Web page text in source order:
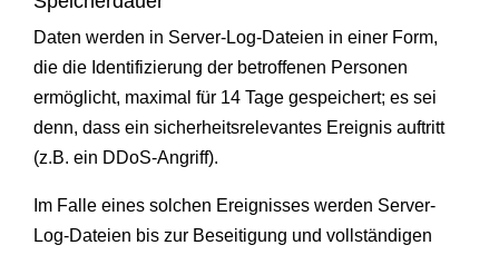
Daten werden in Server-Log-Dateien in einer Form,
die die Identifizierung der betroffenen Personen
ermöglicht, maximal für 14 Tage gespeichert; es sei
denn, dass ein sicherheitsrelevantes Ereignis auftritt
(z.B. ein DDoS-Angriff).
Im Falle eines solchen Ereignisses werden Server-
Log-Dateien bis zur Beseitigung und vollständigen